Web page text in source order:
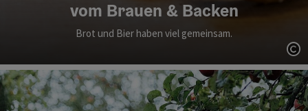
vom Brauen & Backen
Brot und Bier haben viel gemeinsam.